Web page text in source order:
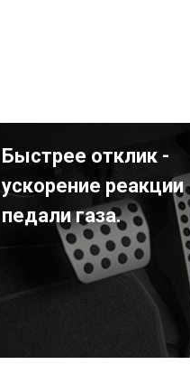
Быстрее отклик -
ускорение реакции
педали газа.